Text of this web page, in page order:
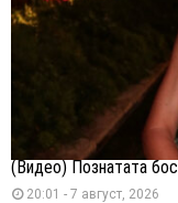
(Видео) Познатата
20:01 - 7 август, 2026